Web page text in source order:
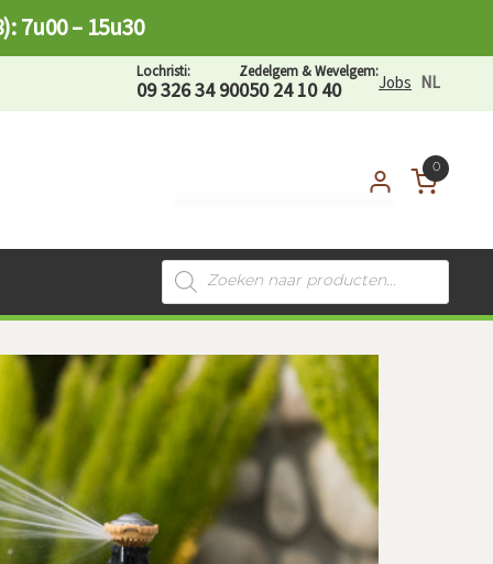
7u00 – 15u30
Lochristi:
09 326 34 90
Zedelgem & Wevelgem:
050 24 10 40 Jobs NL
Aanmelden als
tuinprofessional
0
Producten
zoeken